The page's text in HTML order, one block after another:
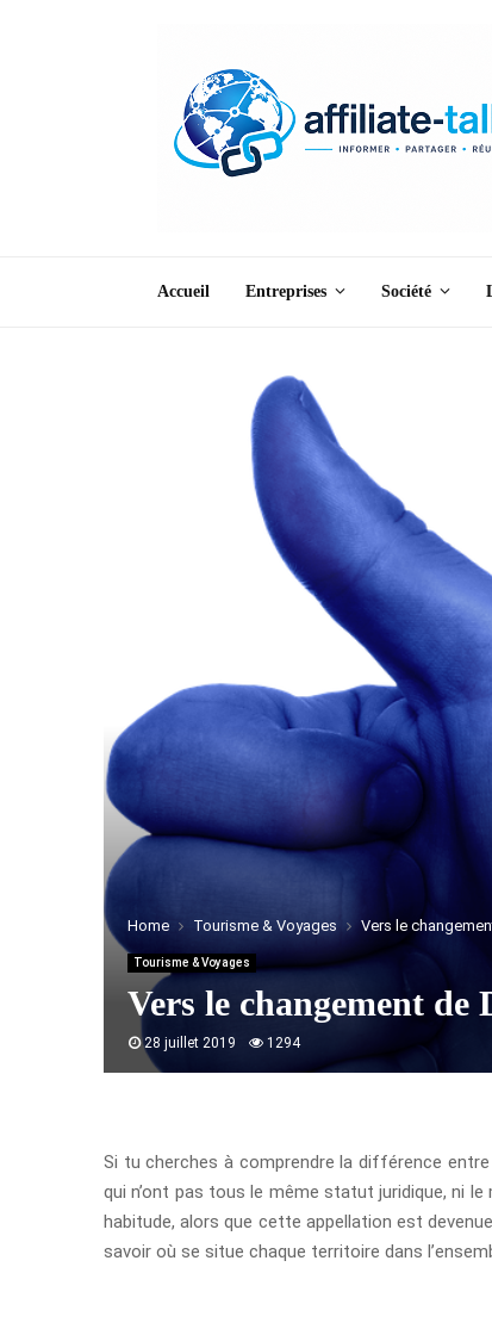
Accueil Entreprises Société
Home Tourisme & Voyages Vers le
Tourisme & Voyages
Vers le changement
28 juillet 2019 1294
Si tu cherches à comprendre la différence
qui n’ont pas tous le même statut juridique, ni
habitude, alors que cette appellation est
savoir où se situe chaque territoire dans